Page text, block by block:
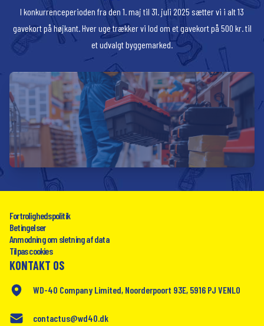
I konkurrenceperioden fra den 1. maj til 31. juli 2025 sætter vi i alt 13
gavekort på højkant. Hver uge trækker vi lod om et gavekort på 500 kr. til
et udvalgt byggemarked.
Fortrolighedspolitik
Betingelser
Anmodning om sletning af data
Tilpas cookies
KONTAKT OS
WD-40 Company Limited, Noorderpoort 93E, 5916 PJ VENLO
contactus@wd40.dk